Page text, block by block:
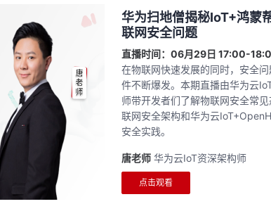
华为扫地僧揭秘IoT+鸿蒙
联网安全问题
直播时间：06月29日 17:00-
在物联网快速发展的同时，安全
件不断爆发。本期直播由华为云
师带开发者们了解物联网安全常
联网安全架构和华为云
安全实践。
唐老师 华为云IoT资深架构师
点击观看